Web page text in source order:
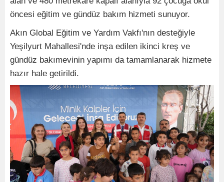
öncesi eğitim ve gündüz bakım hizmeti sunuyor.
Akın Global Eğitim ve Yardım Vakfı'nın desteğiyle
Yeşilyurt Mahallesi'nde inşa edilen ikinci kreş ve
gündüz bakımevinin yapımı da tamamlanarak hizmete
hazır hale getirildi.